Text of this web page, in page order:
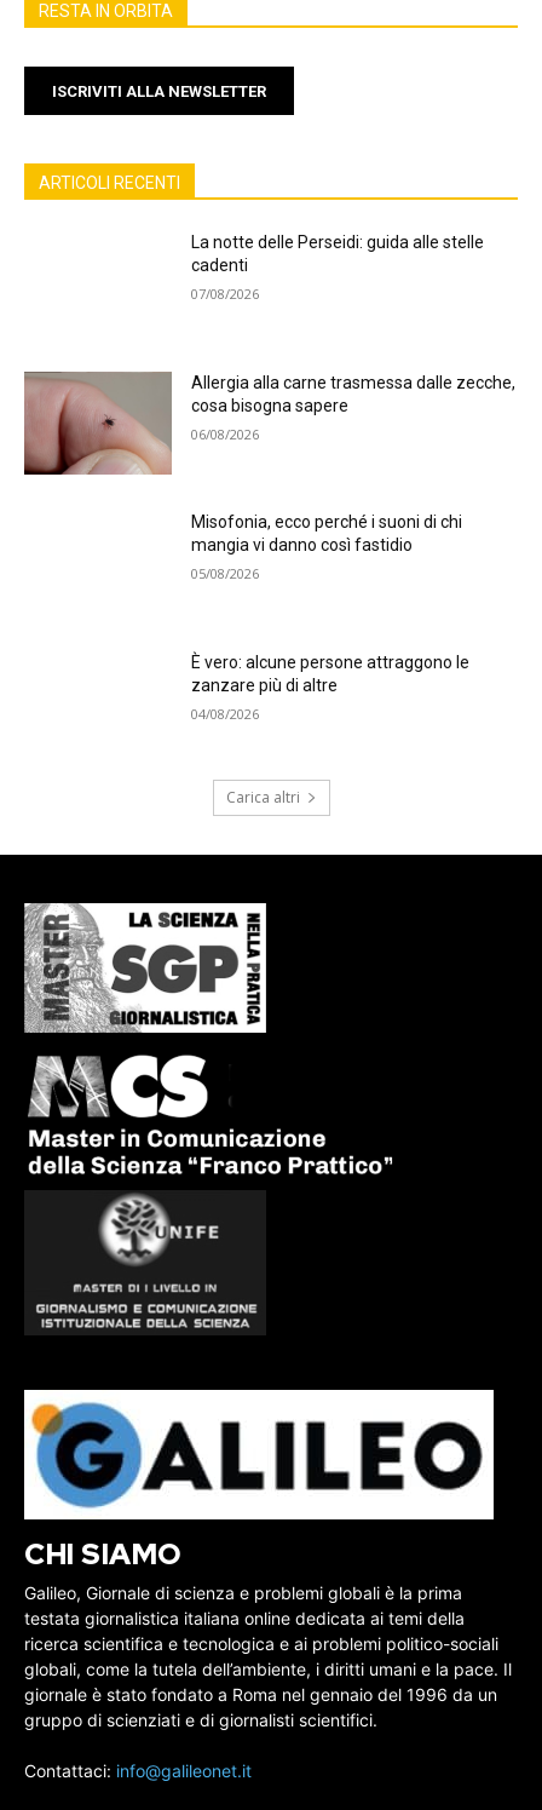
RESTA IN ORBITA
ISCRIVITI ALLA NEWSLETTER
ARTICOLI RECENTI
La notte delle Perseidi: guida alle stelle
cadenti
07/08/2026
Allergia alla carne trasmessa dalle zecche,
cosa bisogna sapere
06/08/2026
Misofonia, ecco perché i suoni di chi
mangia vi danno così fastidio
05/08/2026
È vero: alcune persone attraggono le
zanzare più di altre
04/08/2026
Carica altri
CHI SIAMO
Galileo, Giornale di scienza e problemi globali è la prima
testata giornalistica italiana online dedicata ai temi della
ricerca scientifica e tecnologica e ai problemi politico-sociali
globali, come la tutela dell’ambiente, i diritti umani e la pace. Il
giornale è stato fondato a Roma nel gennaio del 1996 da un
gruppo di scienziati e di giornalisti scientifici.
Contattaci: info@galileonet.it